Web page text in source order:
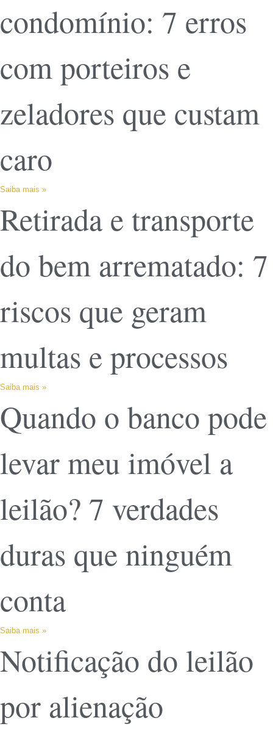
condomínio: 7 erros
com porteiros e
zeladores que custam
caro
Saiba mais »
Retirada e transporte
do bem arrematado: 7
riscos que geram
multas e processos
Saiba mais »
Quando o banco pode
levar meu imóvel a
leilão? 7 verdades
duras que ninguém
conta
Saiba mais »
Notificação do leilão
por alienação